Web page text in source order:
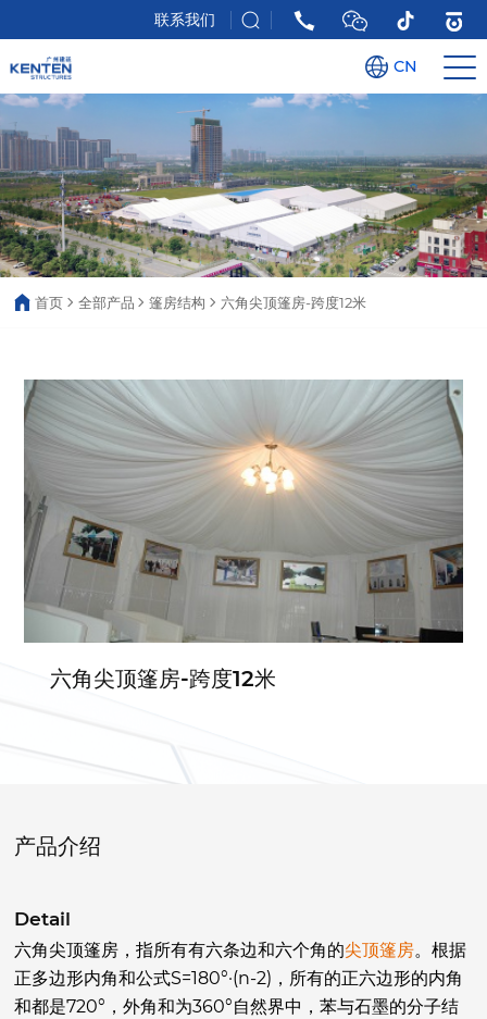
联系我们
CN
首页 全部产品 篷房结构 六角尖顶篷房-跨度12米
六角尖顶篷房-跨度12米
产品介绍
Detail
六角尖顶篷房，指所有有六条边和六个角的尖顶篷房。根据
正多边形内角和公式S=180°·(n-2)，所有的正六边形的内角
和都是720°，外角和为360°自然界中，苯与石墨的分子结